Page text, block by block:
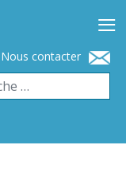
Nous contacter
≡